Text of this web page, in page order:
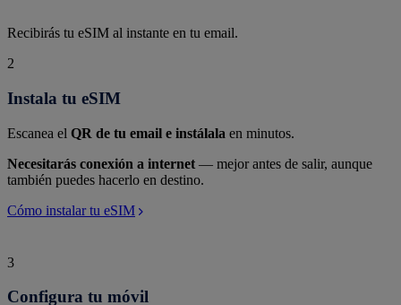
Recibirás tu eSIM al instante en tu email.
2
Instala tu eSIM
Escanea el QR de tu email e instálala en minutos.
Necesitarás conexión a internet — mejor antes de salir, aunque
también puedes hacerlo en destino.
Cómo instalar tu eSIM
3
Configura tu móvil